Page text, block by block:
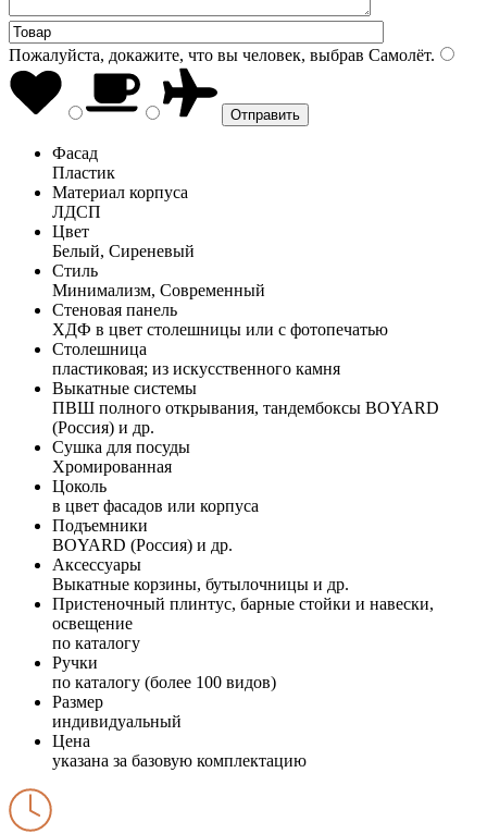
Пожалуйста, докажите, что вы человек, выбрав Самолёт.
Фасад
Пластик
Материал корпуса
ЛДСП
Цвет
Белый, Сиреневый
Стиль
Минимализм, Современный
Стеновая панель
ХДФ в цвет столешницы или с фотопечатью
Столешница
пластиковая; из искусственного камня
Выкатные системы
ПВШ полного открывания, тандембоксы BOYARD
(Россия) и др.
Сушка для посуды
Хромированная
Цоколь
в цвет фасадов или корпуса
Подъемники
BOYARD (Россия) и др.
Аксессуары
Выкатные корзины, бутылочницы и др.
Пристеночный плинтус, барные стойки и навески,
освещение
по каталогу
Ручки
по каталогу (более 100 видов)
Размер
индивидуальный
Цена
указана за базовую комплектацию